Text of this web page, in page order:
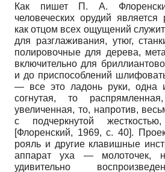
Как пишет П. А.
человеческих орудий
как отцом всех ощущений
для разглаживания, утюг,
полировочные для дерева,
включительно для
и до приспособлений
— все это ладонь руки, одна
согнутая, то
увеличенная, то, напротив,
с подчеркнутой
[Флоренский, 1969, с. 40].
рояль и другие клавишные
аппарат уха — молоточек,
удивительно